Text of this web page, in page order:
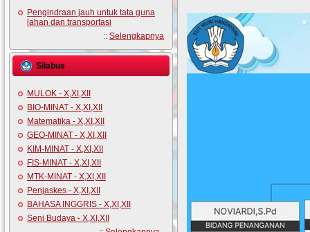
Pengindraan jauh untuk tata guna
lahan dan transportasi
:: Selengkapnya
Silabus
MULOK - X,XI,XII
BIO-MINAT - X,XI,XII
Matematika - X,XI,XII
GEO-MINAT - X,XI,XII
KIM-MINAT - X,XI,XII
FIS-MINAT - X,XI,XII
MTK-MINAT - X,XI,XII
Penjaskes - X,XI,XII
BAHASA INGGRIS - X,XI,XII
Seni Budaya - X,XI,XII